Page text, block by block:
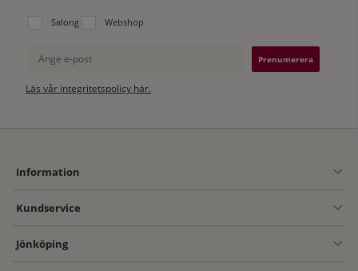
Välj vilken lista du vill prenumerera på:
Salong Webshop
Ange e-post
Läs vår integritetspolicy här.
Information
Kundservice
Jönköping